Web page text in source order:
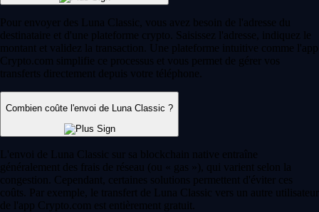
Pour envoyer des Luna Classic, vous avez besoin de l'adresse du
destinataire et d'une plateforme crypto. Saisissez l'adresse, indiquez le
montant et validez la transaction. Une plateforme intuitive comme l'app
Crypto.com simplifie ce processus et vous permet de gérer vos
transferts directement depuis votre téléphone.
Combien coûte l'envoi de Luna Classic ?
L'envoi de Luna Classic sur sa blockchain native entraîne
généralement des frais de réseau (ou « gas »), qui varient selon la
congestion. Cependant, certaines solutions permettent d'éviter ces
coûts. Par exemple, le transfert de Luna Classic vers un autre utilisateur
de l'app Crypto.com est entièrement gratuit.